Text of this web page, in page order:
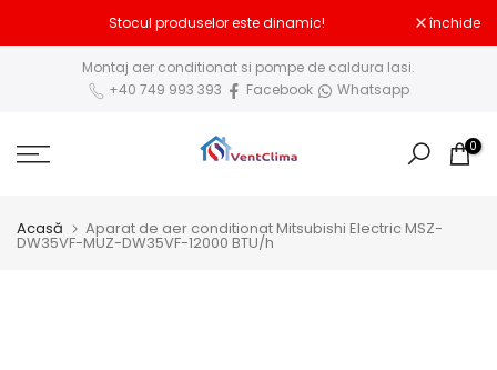
la
Stocul produselor este dinamic! închide
Montaj aer conditionat si pompe de caldura Iasi.
+40 749 993 393
Facebook Whatsapp
0
Acasă Aparat de aer conditionat Mitsubishi Electric MSZ-
DW35VF-MUZ-DW35VF-12000 BTU/h